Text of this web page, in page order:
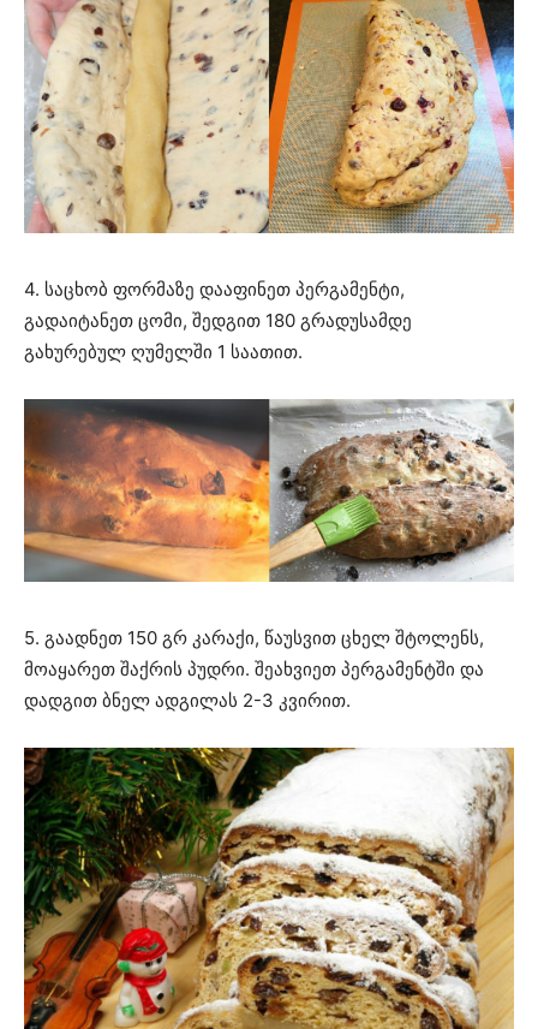
4. საცხობ ფორმაზე დააფინეთ პერგამენტი,
გადაიტანეთ ცომი, შედგით 180 გრადუსამდე
გახურებულ ღუმელში 1 საათით.
5. გაადნეთ 150 გრ კარაქი, წაუსვით ცხელ შტოლენს,
მოაყარეთ შაქრის პუდრი. შეახვიეთ პერგამენტში და
დადგით ბნელ ადგილას 2-3 კვირით.